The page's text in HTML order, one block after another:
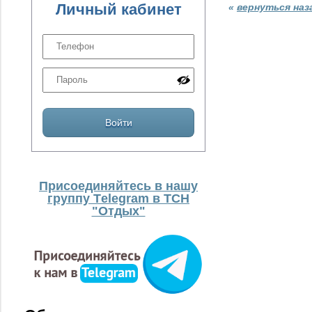
Личный кабинет
Присоединяйтесь в нашу
группу Тelegram в ТСН
"Отдых"
« вернуться